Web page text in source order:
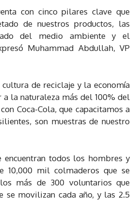
con cinco pilares clave que
de nuestros productos, las
del medio ambiente y el
Muhammad Abdullah, VP
de reciclaje y la economía
la naturaleza más del 100% del
Coca-Cola, que capacitamos a
son muestras de nuestro
todos los hombres y
10,000 mil colmaderos que se
más de 300 voluntarios que
se movilizan cada año, y las 2.5